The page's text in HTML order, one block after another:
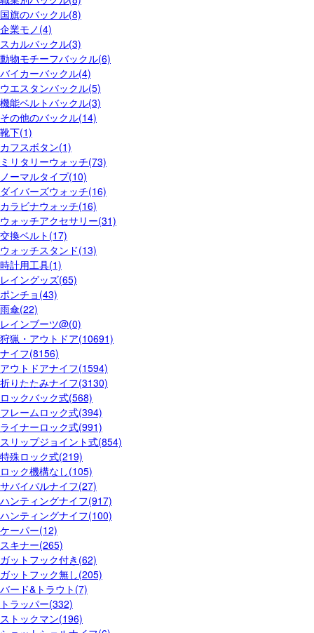
国旗のバックル(8)
企業モノ(4)
スカルバックル(3)
動物モチーフバックル(6)
バイカーバックル(4)
ウエスタンバックル(5)
機能ベルトバックル(3)
その他のバックル(14)
靴下(1)
カフスボタン(1)
ミリタリーウォッチ(73)
ノーマルタイプ(10)
ダイバーズウォッチ(16)
カラビナウォッチ(16)
ウォッチアクセサリー(31)
交換ベルト(17)
ウォッチスタンド(13)
時計用工具(1)
レイングッズ(65)
ポンチョ(43)
雨傘(22)
レインブーツ@(0)
狩猟・アウトドア(10691)
ナイフ(8156)
アウトドアナイフ(1594)
折りたたみナイフ(3130)
ロックバック式(568)
フレームロック式(394)
ライナーロック式(991)
スリップジョイント式(854)
特殊ロック式(219)
ロック機構なし(105)
サバイバルナイフ(27)
ハンティングナイフ(917)
ハンティングナイフ(100)
ケーパー(12)
スキナー(265)
ガットフック付き(62)
ガットフック無し(205)
バード&トラウト(7)
トラッパー(332)
ストックマン(196)